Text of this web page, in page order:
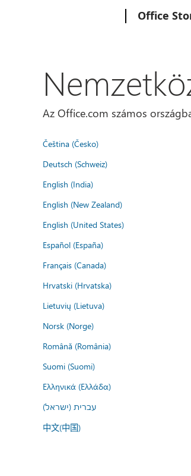
Office
Az Office.com számos
Čeština (Česko)
Deutsch (Schweiz)
English (India)
English (New Zealand)
English (United States)
Español (España)
Français (Canada)
Hrvatski (Hrvatska)
Lietuvių (Lietuva)
Norsk (Norge)
Română (România)
Suomi (Suomi)
Ελληνικά (Ελλάδα)
עברית (ישראל)
中文(中国)